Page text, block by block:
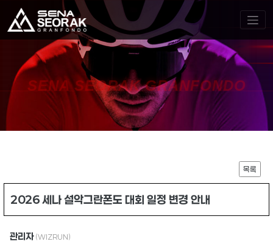
SENA SEORAK GRANFONDO
목록
2026 세나 설악그란폰도 대회 일정 변경 안내
관리자 (WIZRUN)